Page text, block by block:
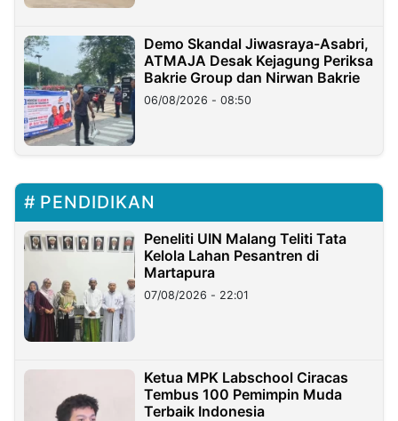
Demo Skandal Jiwasraya-Asabri,
ATMAJA Desak Kejagung Periksa
Bakrie Group dan Nirwan Bakrie
06/08/2026 - 08:50
PENDIDIKAN
Peneliti UIN Malang Teliti Tata
Kelola Lahan Pesantren di
Martapura
07/08/2026 - 22:01
Ketua MPK Labschool Ciracas
Tembus 100 Pemimpin Muda
Terbaik Indonesia